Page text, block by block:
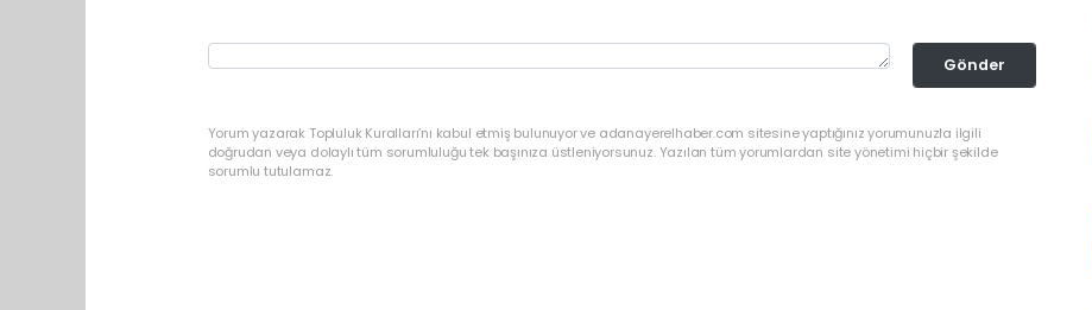
Gönder
Yorum yazarak Topluluk Kuralları’nı kabul etmiş bulunuyor ve adanayerelhaber.com sitesine yaptığınız yorumunuzla ilgili
doğrudan veya dolaylı tüm sorumluluğu tek başınıza üstleniyorsunuz. Yazılan tüm yorumlardan site yönetimi hiçbir şekilde
sorumlu tutulamaz.